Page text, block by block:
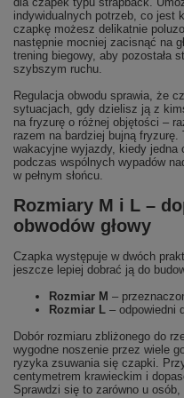
indywidualnych potrzeb, co jest
czapkę możesz delikatnie
następnie mocniej zacisnąć na
trening biegowy, aby pozostała
szybszym ruchu.
Regulacja obwodu sprawia, że
sytuacjach, gdy dzielisz ją z
na fryzurę o różnej objętości –
razem na bardziej bujną
wakacyjne wyjazdy, kiedy jedna
podczas wspólnych wypadów
w pełnym słońcu.
Rozmiary M i L –
obwodów głowy
Czapka występuje w dwóch
jeszcze lepiej dobrać ją do
Rozmiar M –
Rozmiar L – odpowiedni
Dobór rozmiaru zbliżonego do
wygodne noszenie przez wiele
ryzyka zsuwania się czapki.
centymetrem krawieckim i
Sprawdzi się to zarówno u